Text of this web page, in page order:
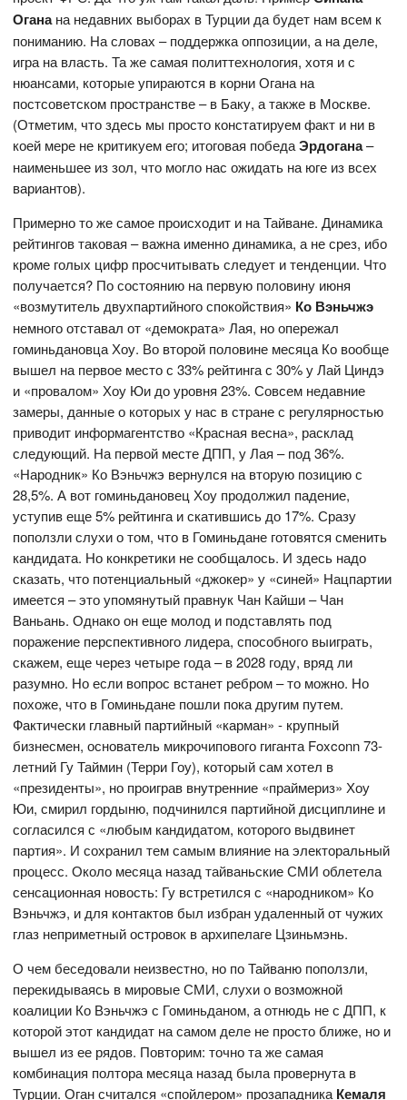
Оганана недавних выборах в Турции да будет нам всем к
пониманию. На словах – поддержка оппозиции, а на деле,
игра на власть. Та же самая политтехнология, хотя и с
нюансами, которые упираются в корни Огана на
постсоветском пространстве – в Баку, а также в Москве.
(Отметим, что здесь мы просто констатируем факт и ни в
коей мере не критикуем его; итоговая победаЭрдогана–
наименьшее из зол, что могло нас ожидать на юге из всех
вариантов).
Примерно то же самое происходит и на Тайване. Динамика
рейтингов таковая – важна именно динамика, а не срез, ибо
кроме голых цифр просчитывать следует и тенденции. Что
получается? По состоянию на первую половину июня
«возмутитель двухпартийного спокойствия» Ко Вэньчжэ
немного отставал от «демократа» Лая, но опережал
гоминьдановца Хоу. Во второй половине месяца Ко вообще
вышел на первое место с 33% рейтинга с 30% у Лай Циндэ
и «провалом» Хоу Юи до уровня 23%. Совсем недавние
замеры, данные о которых у нас в стране с регулярностью
приводит информагентство «Красная весна», расклад
следующий. На первой месте ДПП, у Лая – под 36%.
«Народник» Ко Вэньчжэ вернулся на вторую позицию с
28,5%. А вот гоминьдановец Хоу продолжил падение,
уступив еще 5% рейтинга и скатившись до 17%. Сразу
поползли слухи о том, что в Гоминьдане готовятся сменить
кандидата. Но конкретики не сообщалось. И здесь надо
сказать, что потенциальный «джокер» у «синей» Нацпартии
имеется – это упомянутый правнук Чан Кайши – Чан
Ваньань. Однако он еще молод и подставлять под
поражение перспективного лидера, способного выиграть,
скажем, еще через четыре года – в 2028 году, вряд ли
разумно. Но если вопрос встанет ребром – то можно. Но
похоже, что в Гоминьдане пошли пока другим путем.
Фактически главный партийный «карман» - крупный
бизнесмен, основатель микрочипового гиганта Foxconn 73-
летний Гу Таймин (Терри Гоу), который сам хотел в
«президенты», но проиграв внутренние «праймериз» Хоу
Юи, смирил гордыню, подчинился партийной дисциплине и
согласился с «любым кандидатом, которого выдвинет
партия». И сохранил тем самым влияние на электоральный
процесс. Около месяца назад тайваньские СМИ облетела
сенсационная новость: Гу встретился с «народником» Ко
Вэньчжэ, и для контактов был избран удаленный от чужих
глаз неприметный островок в архипелаге Цзиньмэнь.
О чем беседовали неизвестно, но по Тайваню поползли,
перекидываясь в мировые СМИ, слухи о возможной
коалиции Ко Вэньчжэ с Гоминьданом, а отнюдь не с ДПП, к
которой этот кандидат на самом деле не просто ближе, но и
вышел из ее рядов. Повторим: точно та же самая
комбинация полтора месяца назад была провернута в
Турции. Оган считался «спойлером» прозападникаКемаля